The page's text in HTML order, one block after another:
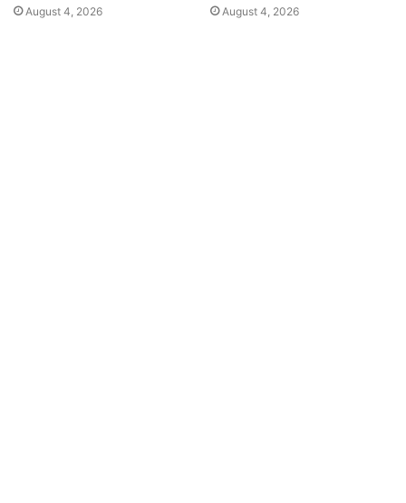
August 4, 2026 August 4, 2026